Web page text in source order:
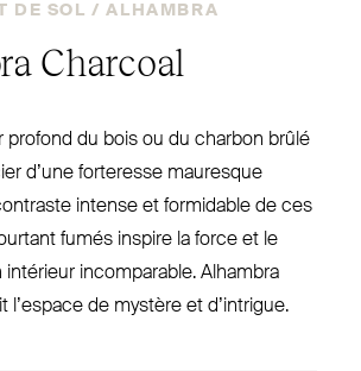
DE SOL / ALHAMBRA
Charcoal
profond du bois ou du charbon brûlé
d’une for­teresse mauresque
intense et for­midable de ces
fumés inspire la force et le
intérieur incom­parable. Alhambra
l’espace de mystère et d’intrigue.